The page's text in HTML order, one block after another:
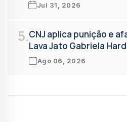
Jul 31, 2026
5.CNJ aplica punição e
Lava Jato Gabriela
Ago 06, 2026